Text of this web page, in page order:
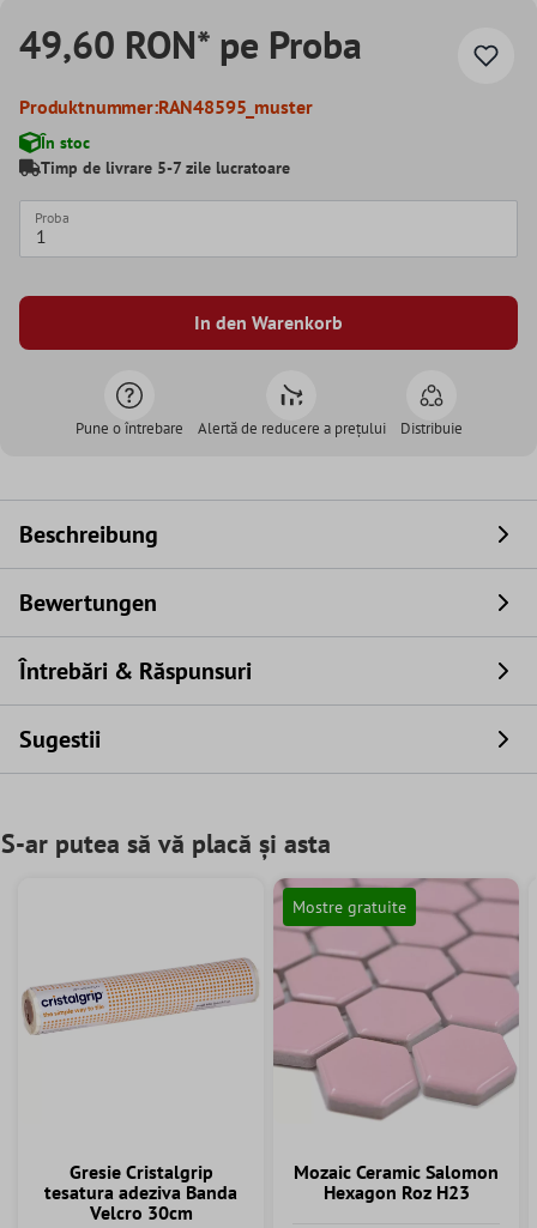
49,60 RON* pe Proba
Produktnummer:RAN48595_muster
În stoc
Timp de livrare 5-7 zile lucratoare
Proba
In den Warenkorb
Pune o întrebare Alertă de reducere a prețului Distribuie
Beschreibung
Bewertungen
Întrebări & Răspunsuri
Sugestii
S-ar putea să vă placă și asta
Gresie Cristalgrip
tesatura adeziva Banda
Velcro 30cm
Mostre gratuite
Mozaic Ceramic Salomon
Hexagon Roz H23